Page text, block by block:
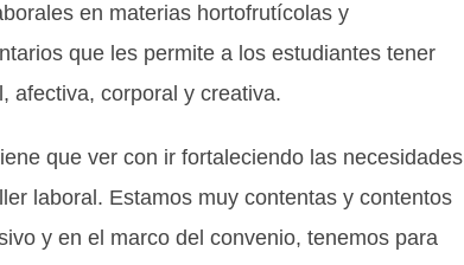
en materias hortofrutícolas y
que les permite a los estudiantes tener
afectiva, corporal y creativa.
que ver con ir fortaleciendo las necesidades
laboral. Estamos muy contentas y contentos
y en el marco del convenio, tenemos para